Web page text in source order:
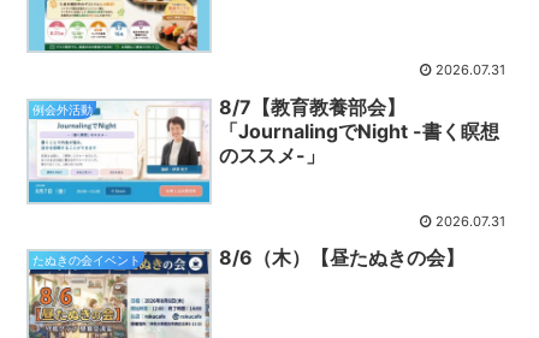
2026.07.31
例会外活動
8/7【教育教養部会】
「JournalingでNight -書く瞑想
のススメ-」
2026.07.31
たぬきの会イベント 8/6（木）【昼たぬきの会】